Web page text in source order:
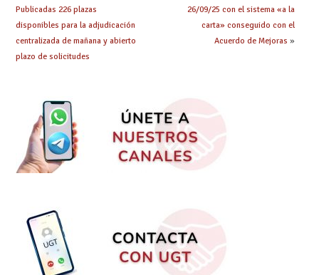
Publicadas 226 plazas
disponibles para la adjudicación
centralizada de mañana y abierto
plazo de solicitudes
26/09/25 con el sistema «a la
carta» conseguido con el
Acuerdo de Mejoras »